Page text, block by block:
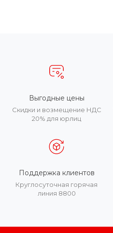
Выгодные цены
Скидки и возмещение НДС
20% для юрлиц
Поддержка клиентов
Круглосуточная горячая
линия 8800